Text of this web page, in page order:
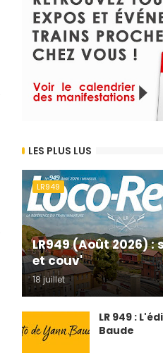
LES PLUS LUS
LR949
LR949 (Août 2026) :
et couv'
18 juillet
LR 949 :
Baude